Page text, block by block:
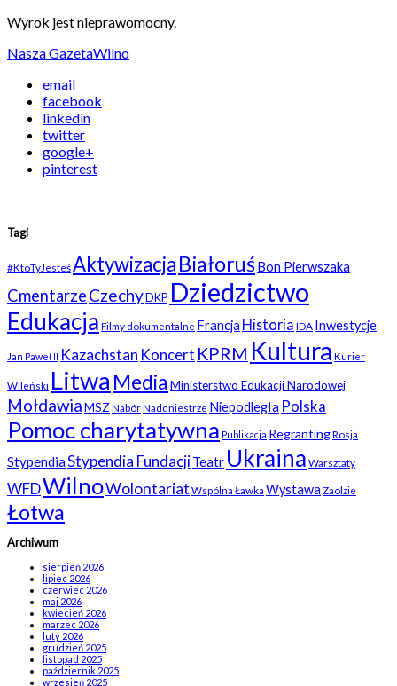
Wyrok jest nieprawomocny.
Nasza GazetaWilno
email
facebook
linkedin
twitter
google+
pinterest
Tagi
#KtoTyJesteśAktywizacjaBiałoruśBon Pierwszaka
CmentarzeCzechyDKP Dziedzictwo
Edukacja Filmy dokumentalne Francja Historia IDA Inwestycje
Jan Paweł II Kazachstan Koncert KPRM Kultura Kurier
Wileński Litwa MediaMinisterstwo Edukacji Narodowej
MołdawiaMSZ NabórNaddniestrze Niepodległa Polska
Pomoc charytatywna Publikacja RegrantingRosja
StypendiaStypendia FundacjiTeatr Ukraina Warsztaty
WFDWilnoWolontariat Wspólna Ławka Wystawa Zaolzie
Łotwa
Archiwum
sierpień 2026
lipiec 2026
czerwiec 2026
maj 2026
kwiecień 2026
marzec 2026
luty 2026
grudzień 2025
listopad 2025
październik 2025
wrzesień 2025